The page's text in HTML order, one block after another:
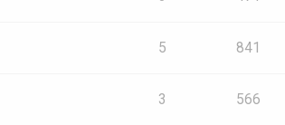
5 841
3 566